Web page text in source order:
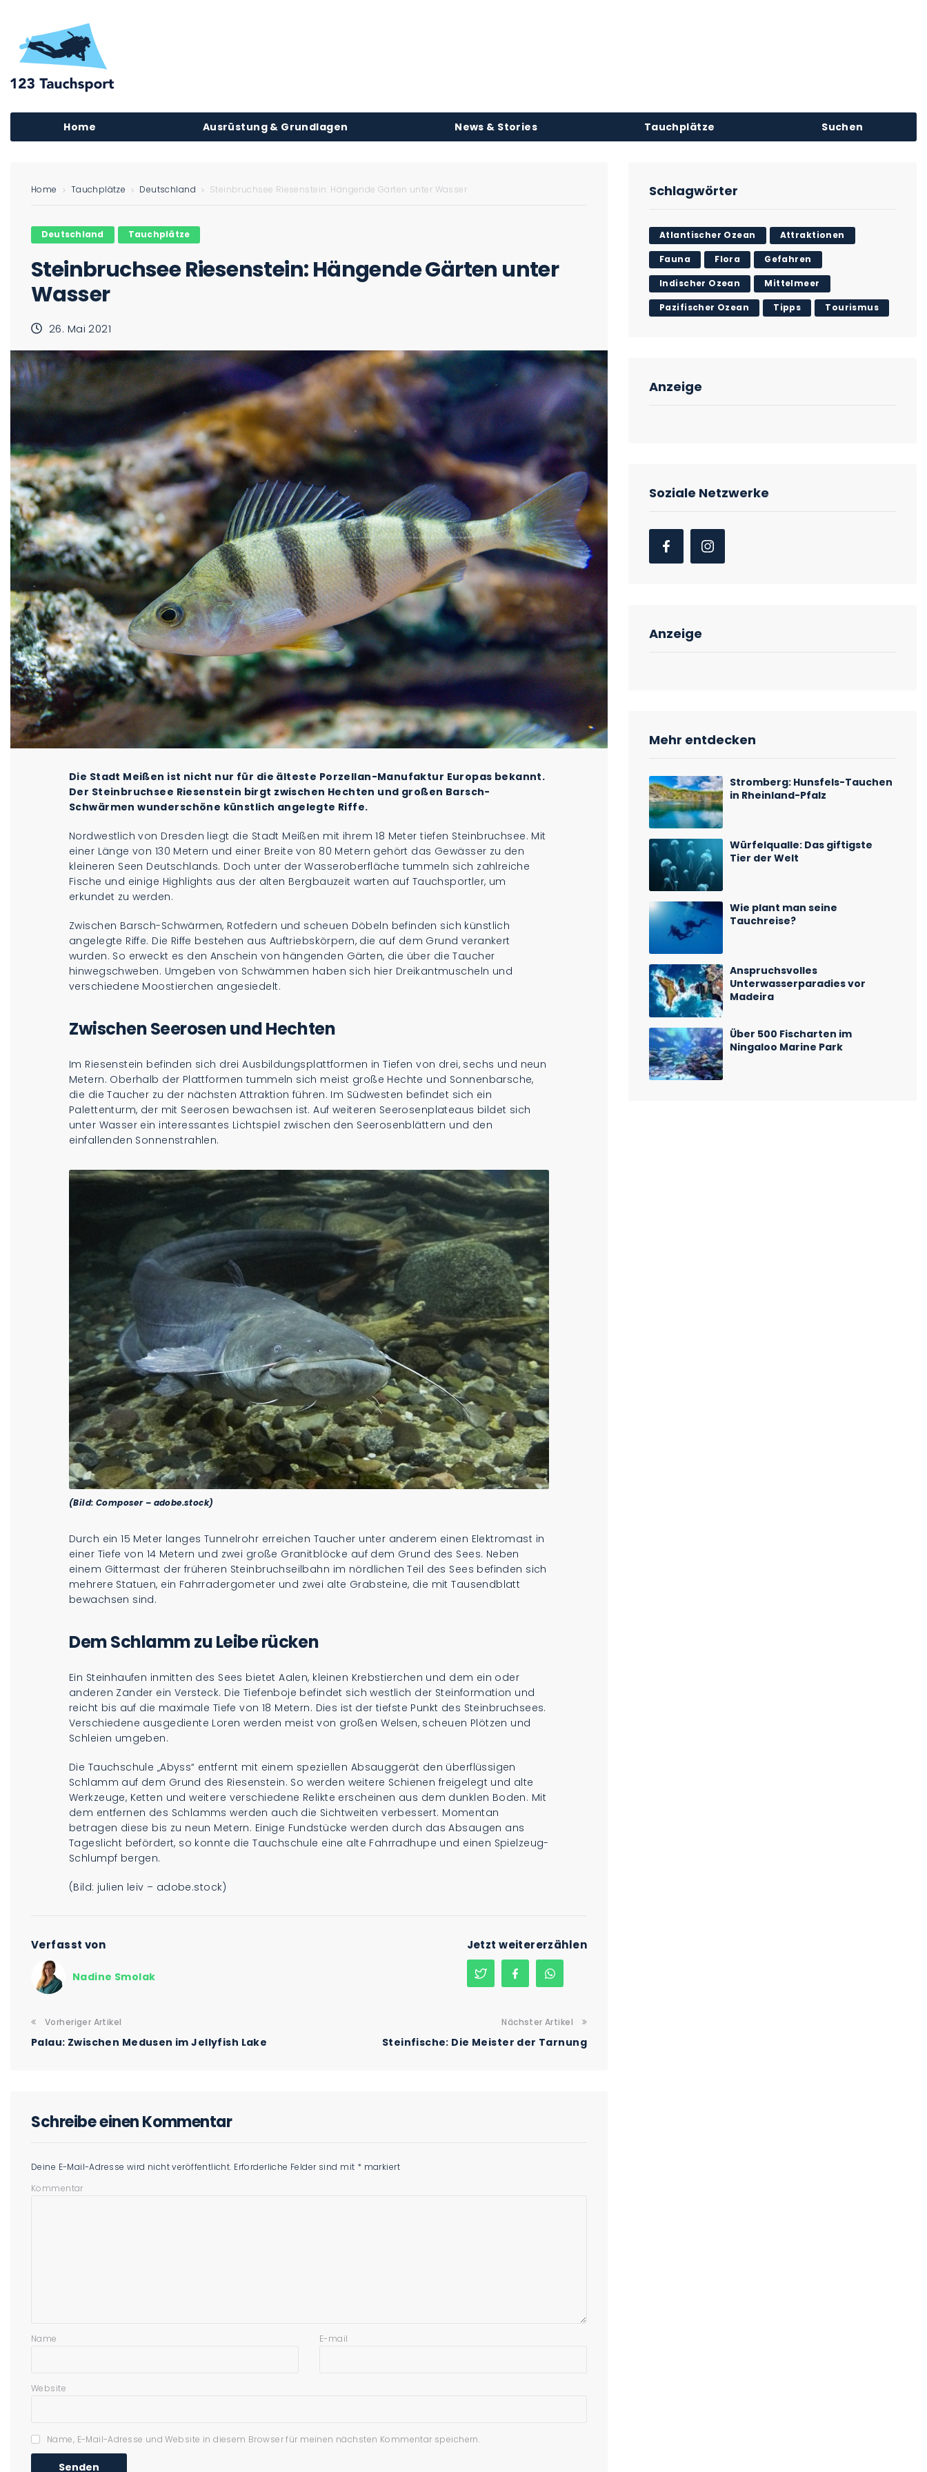
Home Ausrüstung & Grundlagen News & Stories Tauchplätze Suchen
Home Tauchplätze Deutschland Steinbruchsee Riesenstein: Hängende Gärten unter Wasser
Deutschland Tauchplätze
Steinbruchsee Riesenstein: Hängende Gärten unter
Wasser
26. Mai 2021
Die Stadt Meißen ist nicht nur für die älteste Porzellan-Manufaktur Europas bekannt.
Der Steinbruchsee Riesenstein birgt zwischen Hechten und großen Barsch-
Schwärmen wunderschöne künstlich angelegte Riffe.
Nordwestlich von Dresden liegt die Stadt Meißen mit ihrem 18 Meter tiefen Steinbruchsee. Mit
einer Länge von 130 Metern und einer Breite von 80 Metern gehört das Gewässer zu den
kleineren Seen Deutschlands. Doch unter der Wasseroberfläche tummeln sich zahlreiche
Fische und einige Highlights aus der alten Bergbauzeit warten auf Tauchsportler, um
erkundet zu werden.
Zwischen Barsch-Schwärmen, Rotfedern und scheuen Döbeln befinden sich künstlich
angelegte Riffe. Die Riffe bestehen aus Auftriebskörpern, die auf dem Grund verankert
wurden. So erweckt es den Anschein von hängenden Gärten, die über die Taucher
hinwegschweben. Umgeben von Schwämmen haben sich hier Dreikantmuscheln und
verschiedene Moostierchen angesiedelt.
Zwischen Seerosen und Hechten
Im Riesenstein befinden sich drei Ausbildungsplattformen in Tiefen von drei, sechs und neun
Metern. Oberhalb der Plattformen tummeln sich meist große Hechte und Sonnenbarsche,
die die Taucher zu der nächsten Attraktion führen. Im Südwesten befindet sich ein
Palettenturm, der mit Seerosen bewachsen ist. Auf weiteren Seerosenplateaus bildet sich
unter Wasser ein interessantes Lichtspiel zwischen den Seerosenblättern und den
einfallenden Sonnenstrahlen.
(Bild: Composer – adobe.stock)
Durch ein 15 Meter langes Tunnelrohr erreichen Taucher unter anderem einen Elektromast in
einer Tiefe von 14 Metern und zwei große Granitblöcke auf dem Grund des Sees. Neben
einem Gittermast der früheren Steinbruchseilbahn im nördlichen Teil des Sees befinden sich
mehrere Statuen, ein Fahrradergometer und zwei alte Grabsteine, die mit Tausendblatt
bewachsen sind.
Dem Schlamm zu Leibe rücken
Ein Steinhaufen inmitten des Sees bietet Aalen, kleinen Krebstierchen und dem ein oder
anderen Zander ein Versteck. Die Tiefenboje befindet sich westlich der Steinformation und
reicht bis auf die maximale Tiefe von 18 Metern. Dies ist der tiefste Punkt des Steinbruchsees.
Verschiedene ausgediente Loren werden meist von großen Welsen, scheuen Plötzen und
Schleien umgeben.
Die Tauchschule „Abyss“ entfernt mit einem speziellen Absauggerät den überflüssigen
Schlamm auf dem Grund des Riesenstein. So werden weitere Schienen freigelegt und alte
Werkzeuge, Ketten und weitere verschiedene Relikte erscheinen aus dem dunklen Boden. Mit
dem entfernen des Schlamms werden auch die Sichtweiten verbessert. Momentan
betragen diese bis zu neun Metern. Einige Fundstücke werden durch das Absaugen ans
Tageslicht befördert, so konnte die Tauchschule eine alte Fahrradhupe und einen Spielzeug-
Schlumpf bergen.
(Bild: julien leiv – adobe.stock)
Verfasst von
Nadine Smolak
Jetzt weitererzählen
Vorheriger Artikel
Palau: Zwischen Medusen im Jellyfish Lake
Nächster Artikel
Steinfische: Die Meister der Tarnung
Schreibe einen Kommentar
Deine E-Mail-Adresse wird nicht veröffentlicht. Erforderliche Felder sind mit * markiert
Kommentar
Name E-mail
Website
Name, E-Mail-Adresse und Website in diesem Browser für meinen nächsten Kommentar speichern.
Schlagwörter
Atlantischer Ozean Attraktionen
Fauna Flora Gefahren
Indischer Ozean Mittelmeer
Pazifischer Ozean Tipps Tourismus
Anzeige
Soziale Netzwerke
Anzeige
Mehr entdecken
Stromberg: Hunsfels-Tauchen
in Rheinland-Pfalz
Würfelqualle: Das giftigste
Tier der Welt
Wie plant man seine
Tauchreise?
Anspruchsvolles
Unterwasserparadies vor
Madeira
Über 500 Fischarten im
Ningaloo Marine Park